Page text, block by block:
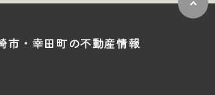
市・幸田町の不動産情報